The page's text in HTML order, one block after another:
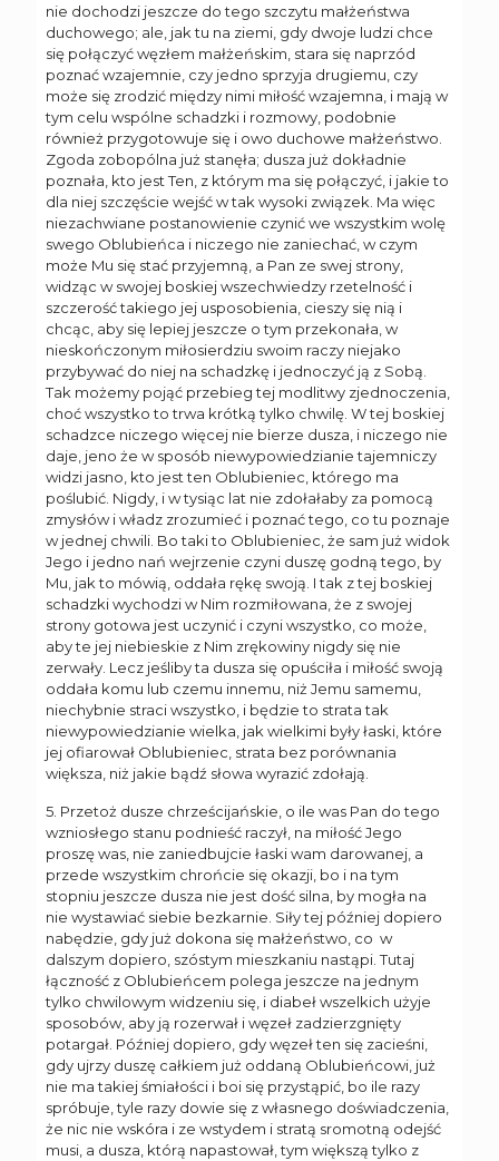
nie dochodzi jeszcze do tego szczytu małżeństwa
duchowego; ale, jak tu na ziemi, gdy dwoje ludzi chce
się połączyć węzłem małżeńskim, stara się naprzód
poznać wzajemnie, czy jedno sprzyja drugiemu, czy
może się zrodzić między nimi miłość wzajemna, i mają w
tym celu wspólne schadzki i rozmowy, podobnie
również przygotowuje się i owo duchowe małżeństwo.
Zgoda zobopólna już stanęła; dusza już dokładnie
poznała, kto jest Ten, z którym ma się połączyć, i jakie to
dla niej szczęście wejść w tak wysoki związek. Ma więc
niezachwiane postanowienie czynić we wszystkim wolę
swego Oblubieńca i niczego nie zaniechać, w czym
może Mu się stać przyjemną, a Pan ze swej strony,
widząc w swojej boskiej wszechwiedzy rzetelność i
szczerość takiego jej usposobienia, cieszy się nią i
chcąc, aby się lepiej jeszcze o tym przekonała, w
nieskończonym miłosierdziu swoim raczy niejako
przybywać do niej na schadzkę i jednoczyć ją z Sobą.
Tak możemy pojąć przebieg tej modlitwy zjednoczenia,
choć wszystko to trwa krótką tylko chwilę. W tej boskiej
schadzce niczego więcej nie bierze dusza, i niczego nie
daje, jeno że w sposób niewypowiedzianie tajemniczy
widzi jasno, kto jest ten Oblubieniec, którego ma
poślubić. Nigdy, i w tysiąc lat nie zdołałaby za pomocą
zmysłów i władz zrozumieć i poznać tego, co tu poznaje
w jednej chwili. Bo taki to Oblubieniec, że sam już widok
Jego i jedno nań wejrzenie czyni duszę godną tego, by
Mu, jak to mówią, oddała rękę swoją. I tak z tej boskiej
schadzki wychodzi w Nim rozmiłowana, że z swojej
strony gotowa jest uczynić i czyni wszystko, co może,
aby te jej niebieskie z Nim zrękowiny nigdy się nie
zerwały. Lecz jeśliby ta dusza się opuściła i miłość swoją
oddała komu lub czemu innemu, niż Jemu samemu,
niechybnie straci wszystko, i będzie to strata tak
niewypowiedzianie wielka, jak wielkimi były łaski, które
jej ofiarował Oblubieniec, strata bez porównania
większa, niż jakie bądź słowa wyrazić zdołają.
5. Przetoż dusze chrześcijańskie, o ile was Pan do tego
wzniosłego stanu podnieść raczył, na miłość Jego
proszę was, nie zaniedbujcie łaski wam darowanej, a
przede wszystkim chrońcie się okazji, bo i na tym
stopniu jeszcze dusza nie jest dość silna, by mogła na
nie wystawiać siebie bezkarnie. Siły tej później dopiero
nabędzie, gdy już dokona się małżeństwo, co w
dalszym dopiero, szóstym mieszkaniu nastąpi. Tutaj
łączność z Oblubieńcem polega jeszcze na jednym
tylko chwilowym widzeniu się, i diabeł wszelkich użyje
sposobów, aby ją rozerwał i węzeł zadzierzgnięty
potargał. Później dopiero, gdy węzeł ten się zacieśni,
gdy ujrzy duszę całkiem już oddaną Oblubieńcowi, już
nie ma takiej śmiałości i boi się przystąpić, bo ile razy
spróbuje, tyle razy dowie się z własnego doświadczenia,
że nic nie wskóra i ze wstydem i stratą sromotną odejść
musi, a dusza, którą napastował, tym większą tylko z